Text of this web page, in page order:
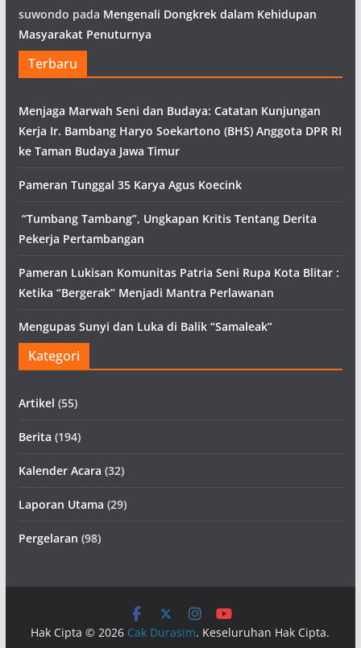
suwondo pada Mengenali Dongkrek dalam Kehidupan
Masyarakat Penuturnya
Terbaru
Menjaga Marwah Seni dan Budaya: Catatan Kunjungan
Kerja Ir. Bambang Haryo Soekartono (BHS) Anggota DPR RI
ke Taman Budaya Jawa Timur
Pameran Tunggal 35 Karya Agus Koecink
“Tumbang Tambang”, Ungkapan Kritis Tentang Derita
Pekerja Pertambangan
Pameran Lukisan Komunitas Patria Seni Rupa Kota Blitar :
Ketika “Bergerak” Menjadi Mantra Perlawanan
Mengupas Sunyi dan Luka di Balik “Samaleak”
Kategori
Artikel (55)
Berita (194)
Kalender Acara (32)
Laporan Utama (29)
Pergelaran (98)
Hak Cipta © 2026 Cak Durasim. Keseluruhan Hak Cipta.